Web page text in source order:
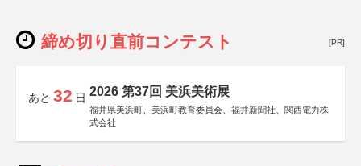
締め切り直前コンテスト [PR]
あと 32 日 2026 第37回 美浜美術展
福井県美浜町、美浜町教育委員会、福井新聞社、関西電力株
式会社